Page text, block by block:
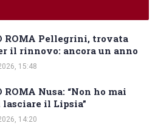
ROMA Pellegrini, trovata
il rinnovo: ancora un anno
15:48
ROMA Nusa: “Non ho mai
il Lipsia”
14:20